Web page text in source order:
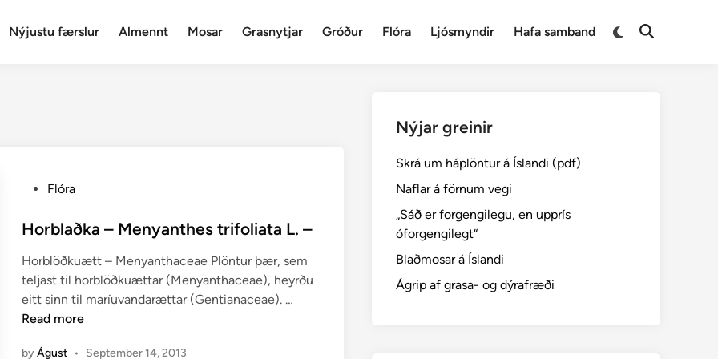
Nýjustu færslur Almennt Mosar Grasnytjar Gróður Flóra Ljósmyndir Hafa samband
Switch
Open
s
e
d
i
n
Flóra
Horblaðka – Menyanthes trifoliata L. –
Horblöðkuætt – Menyanthaceae Plöntur þær, sem
teljast til horblöðkuættar (Menyanthaceae), heyrðu
eitt sinn til maríuvandarættar (Gentianaceae). …
Read more
byÁgust • September 14, 2013
Nýjar greinir
Skrá um háplöntur á Íslandi (pdf)
Naflar á förnum vegi
„Sáð er forgengilegu, en upprís
óforgengilegt“
Blaðmosar á Íslandi
Ágrip af grasa- og dýrafræði